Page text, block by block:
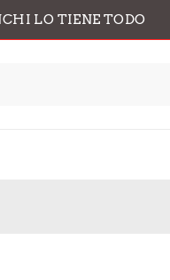
LO TIENE TODO